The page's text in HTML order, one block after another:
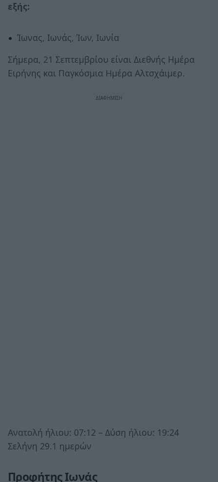
εξής:
Ίωνας, Ιωνάς, Ίων, Ιωνία
Σήμερα, 21 Σεπτεμβρίου είναι Διεθνής Ημέρα
Ειρήνης και Παγκόσμια Ημέρα Αλτσχάιμερ.
Ανατολή ήλιου: 07:12 – Δύση ήλιου: 19:24
Σελήνη 29.1 ημερών
Προφήτης Ιωνάς